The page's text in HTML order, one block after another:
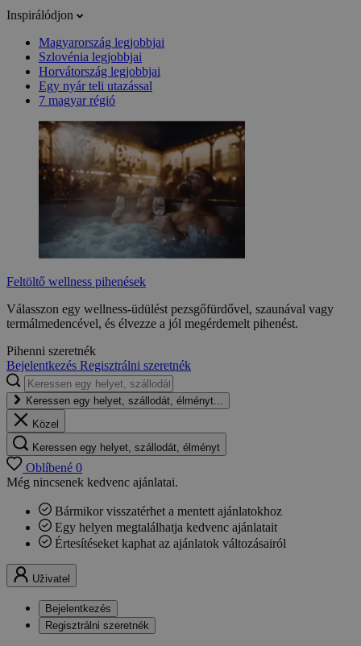
Inspirálódjon
Magyarország legjobbjai
Szlovénia legjobbjai
Horvátország legjobbjai
Egy nyár teli utazással
7 magyar régió
Feltöltő wellness pihenések
Válasszon egy wellness-üdülést pezsgőfürdővel, szaunával vagy
termálmedencével, és élvezze a jól megérdemelt pihenést.
Pihenni szeretnék
Bejelentkezés Regisztrálni szeretnék
Keressen egy helyet, szállodát, élményt...
Közel
Keressen egy helyet, szállodát, élményt
Oblíbené 0
Még nincsenek kedvenc ajánlatai.
Bármikor visszatérhet a mentett ajánlatokhoz
Egy helyen megtalálhatja kedvenc ajánlatait
Értesítéseket kaphat az ajánlatok változásairól
Uživatel
Bejelentkezés
Regisztrálni szeretnék